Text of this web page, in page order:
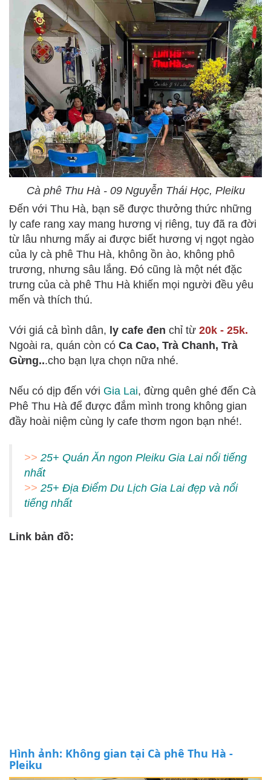
Cà phê Thu Hà - 09 Nguyễn Thái Học, Pleiku
Đến với Thu Hà, bạn sẽ được thưởng thức những
ly cafe rang xay mang hương vị riêng, tuy đã ra đời
từ lâu nhưng mấy ai được biết hương vị ngọt ngào
của ly cà phê Thu Hà, không ồn ào, không phô
trương, nhưng sâu lắng. Đó cũng là một nét đặc
trưng của cà phê Thu Hà khiến mọi người đều yêu
mến và thích thú.
Với giá cả bình dân, ly cafe đen chỉ từ 20k - 25k.
Ngoài ra, quán còn có Ca Cao, Trà Chanh, Trà
Gừng...cho bạn lựa chọn nữa nhé.
Nếu có dịp đến với Gia Lai, đừng quên ghé đến Cà
Phê Thu Hà để được đắm mình trong không gian
đầy hoài niệm cùng ly cafe thơm ngon bạn nhé!.
>> 25+ Quán Ăn ngon Pleiku Gia Lai nổi tiếng
nhất
>> 25+ Địa Điểm Du Lịch Gia Lai đẹp và nổi
tiếng nhất
Link bản đồ:
Hình ảnh: Không gian tại Cà phê Thu Hà -
Pleiku